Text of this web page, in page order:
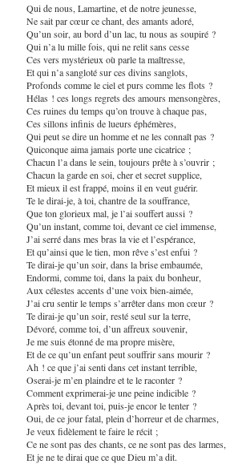
Qui de nous, Lamartine, et de notre jeunesse,
Ne sait par cœur ce chant, des amants adoré,
Qu’un soir, au bord d’un lac, tu nous as soupiré ?
Qui n’a lu mille fois, qui ne relit sans cesse
Ces vers mystérieux où parle ta maîtresse,
Et qui n’a sangloté sur ces divins sanglots,
Profonds comme le ciel et purs comme les flots ?
Hélas ! ces longs regrets des amours mensongères,
Ces ruines du temps qu’on trouve à chaque pas,
Ces sillons infinis de lueurs éphémères,
Qui peut se dire un homme et ne les connaît pas ?
Quiconque aima jamais porte une cicatrice ;
Chacun l’a dans le sein, toujours prête à s’ouvrir ;
Chacun la garde en soi, cher et secret supplice,
Et mieux il est frappé, moins il en veut guérir.
Te le dirai-je, à toi, chantre de la souffrance,
Que ton glorieux mal, je l’ai souffert aussi ?
Qu’un instant, comme toi, devant ce ciel immense,
J’ai serré dans mes bras la vie et l’espérance,
Et qu’ainsi que le tien, mon rêve s’est enfui ?
Te dirai-je qu’un soir, dans la brise embaumée,
Endormi, comme toi, dans la paix du bonheur,
Aux célestes accents d’une voix bien-aimée,
J’ai cru sentir le temps s’arrêter dans mon cœur ?
Te dirai-je qu’un soir, resté seul sur la terre,
Dévoré, comme toi, d’un affreux souvenir,
Je me suis étonné de ma propre misère,
Et de ce qu’un enfant peut souffrir sans mourir ?
Ah ! ce que j’ai senti dans cet instant terrible,
Oserai-je m’en plaindre et te le raconter ?
Comment exprimerai-je une peine indicible ?
Après toi, devant toi, puis-je encor le tenter ?
Oui, de ce jour fatal, plein d’horreur et de charmes,
Je veux fidèlement te faire le récit ;
Ce ne sont pas des chants, ce ne sont pas des larmes,
Et je ne te dirai que ce que Dieu m’a dit.